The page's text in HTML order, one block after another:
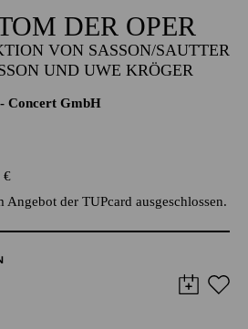
DER OPER
VON SASSON/SAUTTER
UND UWE KRÖGER
GmbH
€
der TUPcard ausgeschlossen.